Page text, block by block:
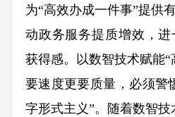
为“高效办成一件事”提供
动政务服务提质增效，
获得感。以数智技术赋能
要速度更要质量，必须警
字形式主义”。随着数智